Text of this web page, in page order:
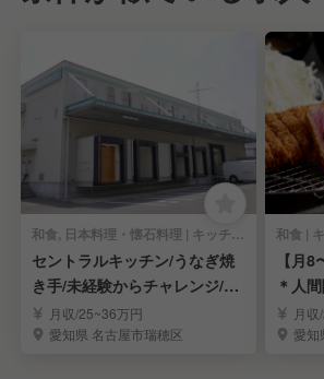
和食, 日本料理・懐石料理 | キッチンスタッフ
セントラルキッチン/うなぎ焼
き手/未経験からチャレンジ/研
修制度あり
月収/25~36万円
愛知県 名古屋市瑞穂区
和食 |
【月
＊人
カツ店
月
愛知